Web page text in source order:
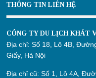
THÔNG TIN LIÊN HỆ
CÔNG TY DU LỊCH KHÁT
Địa chỉ:Số 18, Lô 4B,
Giấy, Hà Nội
Địa chỉ cũ:Số 1, Lô 4A,